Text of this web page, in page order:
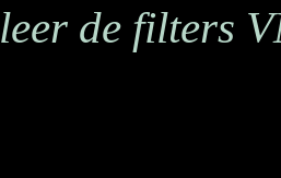
de filters